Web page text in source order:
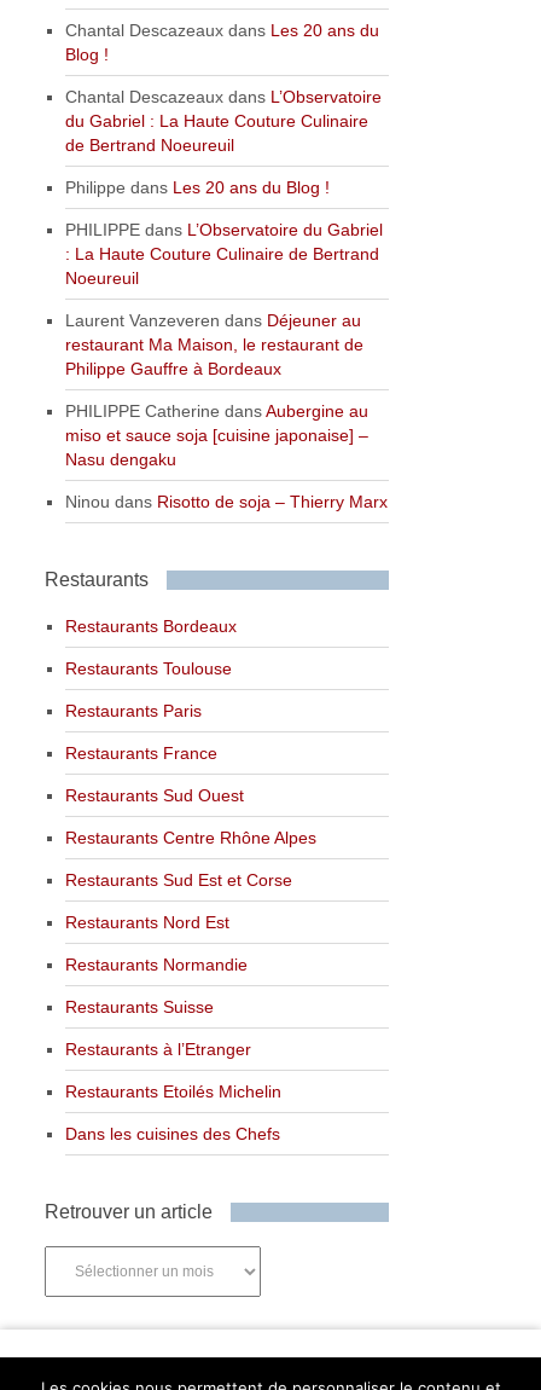
Chantal Descazeaux dans Les 20 ans du
Blog !
Chantal Descazeaux dans L’Observatoire
du Gabriel : La Haute Couture Culinaire
de Bertrand Noeureuil
Philippe dans Les 20 ans du Blog !
PHILIPPE dans L’Observatoire du Gabriel
: La Haute Couture Culinaire de Bertrand
Noeureuil
Laurent Vanzeveren dans Déjeuner au
restaurant Ma Maison, le restaurant de
Philippe Gauffre à Bordeaux
PHILIPPE Catherine dansAubergine au
miso et sauce soja [cuisine japonaise] –
Nasu dengaku
Ninou dans Risotto de soja – Thierry Marx
Restaurants
Restaurants Bordeaux
Restaurants Toulouse
Restaurants Paris
Restaurants France
Restaurants Sud Ouest
Restaurants Centre Rhône Alpes
Restaurants Sud Est et Corse
Restaurants Nord Est
Restaurants Normandie
Restaurants Suisse
Restaurants à l’Etranger
Restaurants Etoilés Michelin
Dans les cuisines des Chefs
Retrouver un article